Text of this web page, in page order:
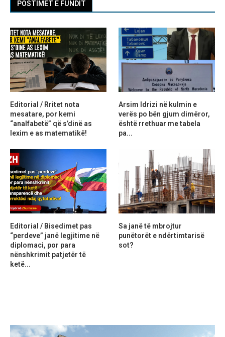
POSTIMET E FUNDIT
Editorial / Rritet nota
mesatare, por kemi
“analfabetë” që s’dinë as
lexim e as matematikë!
Arsim Idrizi në kulmin e
verës po bën gjum dimëror,
është rrethuar me tabela
pa...
Editorial / Bisedimet pas
“perdeve” janë legjitime në
diplomaci, por para
nënshkrimit patjetër të
ketë...
Sa janë të mbrojtur
punëtorët e ndërtimtarisë
sot?